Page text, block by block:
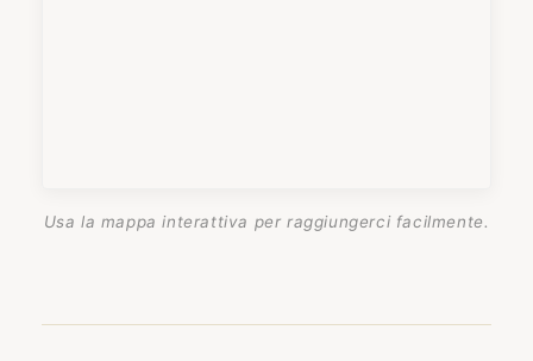
Usa la mappa interattiva per raggiungerci facilmente.